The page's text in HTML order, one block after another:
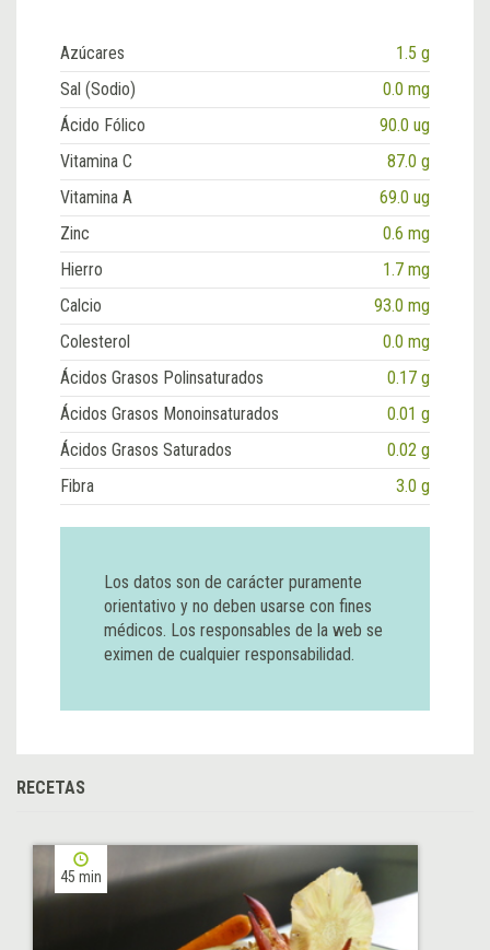
Azúcares
1.5 g
Sal (Sodio)
0.0 mg
Ácido Fólico
90.0 ug
Vitamina C
87.0 g
Vitamina A
69.0 ug
Zinc
0.6 mg
Hierro
1.7 mg
Calcio
93.0 mg
Colesterol
0.0 mg
Ácidos Grasos Polinsaturados
0.17 g
Ácidos Grasos Monoinsaturados
0.01 g
Ácidos Grasos Saturados
0.02 g
Fibra
3.0 g
Los datos son de carácter puramente
orientativo y no deben usarse con fines
médicos. Los responsables de la web se
eximen de cualquier responsabilidad.
RECETAS
45 min